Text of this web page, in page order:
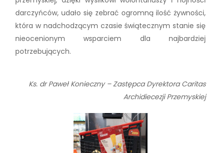
darczyńców, udało się zebrać ogromną ilość żywności,
która w nadchodzącym czasie świątecznym stanie się
nieocenionym wsparciem dla najbardziej
potrzebujących.
Ks. dr Paweł Konieczny – Zastępca Dyrektora Caritas
Archidiecezji Przemyskiej